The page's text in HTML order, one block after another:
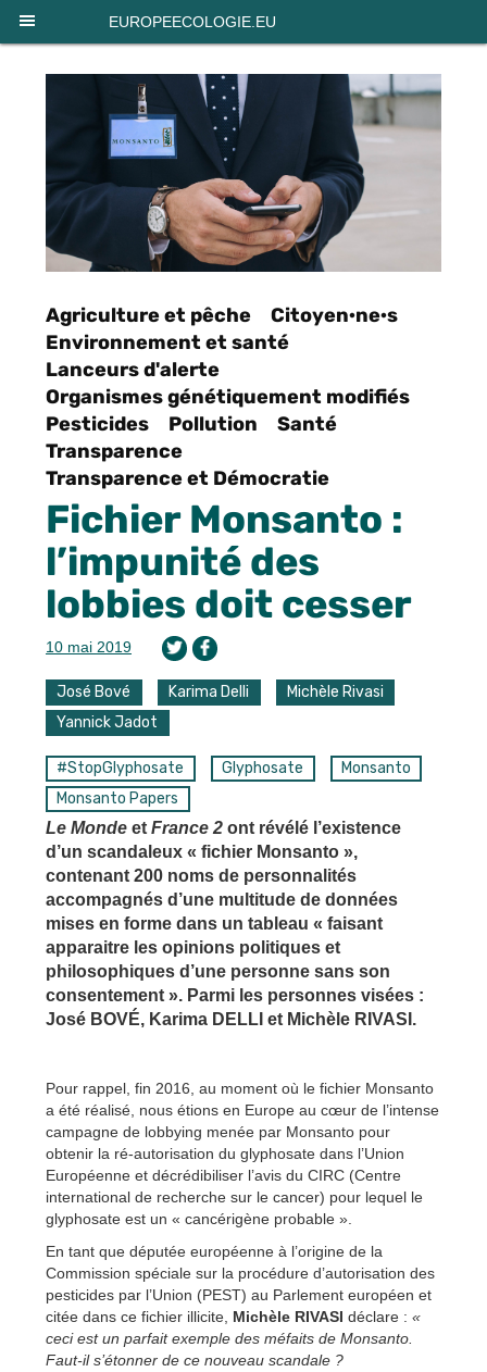
EUROPEECOLOGIE.EU
Agriculture et pêche
Citoyen·ne·s
Environnement et santé
Lanceurs d'alerte
Organismes génétiquement modifiés
Pesticides
Pollution
Santé
Transparence
Transparence et Démocratie
Fichier Monsanto :
l’impunité des
lobbies doit cesser
10 mai 2019
José Bové Karima Delli
Michèle Rivasi
Yannick Jadot
#StopGlyphosate Glyphosate
Monsanto
Monsanto Papers
Le Monde et France 2 ont révélé l’existence
d’un scandaleux « fichier Monsanto »,
contenant 200 noms de personnalités
accompagnés d’une multitude de données
mises en forme dans un tableau « faisant
apparaitre les opinions politiques et
philosophiques d’une personne sans son
consentement ». Parmi les personnes visées :
José BOVÉ, Karima DELLI et Michèle RIVASI.
Pour rappel, fin 2016, au moment où le fichier Monsanto
a été réalisé, nous étions en Europe au cœur de l’intense
campagne de lobbying menée par Monsanto pour
obtenir la ré-autorisation du glyphosate dans l’Union
Européenne et décrédibiliser l’avis du CIRC (Centre
international de recherche sur le cancer) pour lequel le
glyphosate est un « cancérigène probable ».
En tant que députée européenne à l’origine de la
Commission spéciale sur la procédure d’autorisation des
pesticides par l’Union (PEST) au Parlement européen et
citée dans ce fichier illicite, Michèle RIVASI déclare : «
ceci est un parfait exemple des méfaits de Monsanto.
Faut-il s’étonner de ce nouveau scandale ?